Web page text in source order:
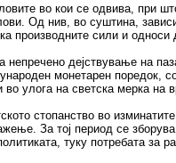
во кои се одвива, при
Од нив, во суштина,
производните сили и
дејствување на
монетарен поредок,
улога на светска мерка
стопанство во
За тој период се
туку потребата за